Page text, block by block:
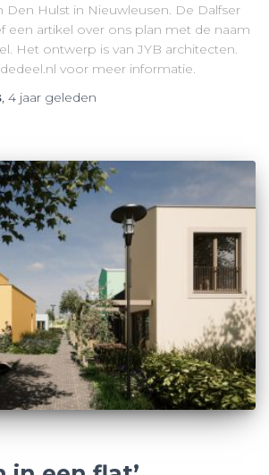
Den Hulst in Nieuwleusen. De Dalfser
een artikel over ons plan met de naam
Het ontwerp is van JYB architecten.
voor meer informatie.
, 4 jaar geleden